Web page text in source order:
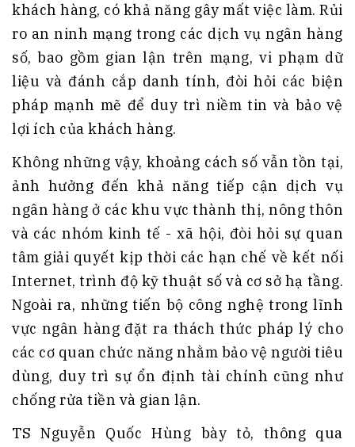
khách hàng, có khả năng gây mất việc làm. Rủi
ro an ninh mạng trong các dịch vụ ngân hàng
số, bao gồm gian lận trên mạng, vi phạm dữ
liệu và đánh cắp danh tính, đòi hỏi các biện
pháp mạnh mẽ để duy trì niềm tin và bảo vệ
lợi ích của khách hàng.
Không những vậy, khoảng cách số vẫn tồn tại,
ảnh hưởng đến khả năng tiếp cận dịch vụ
ngân hàng ở các khu vực thành thị, nông thôn
và các nhóm kinh tế - xã hội, đòi hỏi sự quan
tâm giải quyết kịp thời các hạn chế về kết nối
Internet, trình độ kỹ thuật số và cơ sở hạ tầng.
Ngoài ra, những tiến bộ công nghệ trong lĩnh
vực ngân hàng đặt ra thách thức pháp lý cho
các cơ quan chức năng nhằm bảo vệ người tiêu
dùng, duy trì sự ổn định tài chính cũng như
chống rửa tiền và gian lận.
TS Nguyễn Quốc Hùng bày tỏ, thông qua